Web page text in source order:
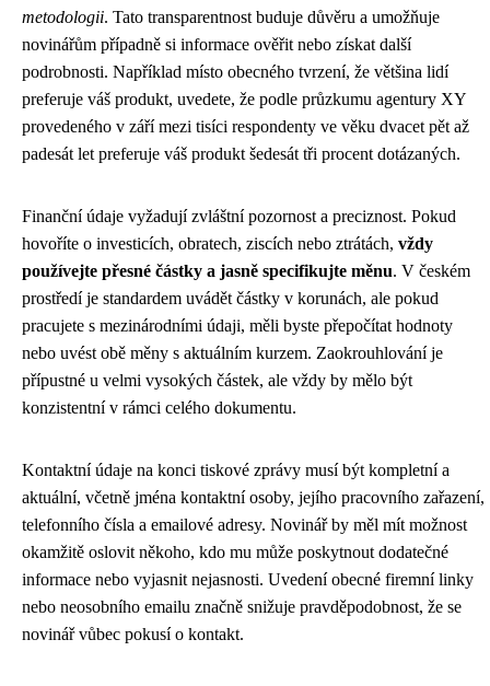
metodologii. Tato transparentnost buduje důvěru a umožňuje
novinářům případně si informace ověřit nebo získat další
podrobnosti. Například místo obecného tvrzení, že většina lidí
preferuje váš produkt, uvedete, že podle průzkumu agentury XY
provedeného v září mezi tisíci respondenty ve věku dvacet pět až
padesát let preferuje váš produkt šedesát tři procent dotázaných.
Finanční údaje vyžadují zvláštní pozornost a preciznost. Pokud
hovoříte o investicích, obratech, ziscích nebo ztrátách, vždy
používejte přesné částky a jasně specifikujte měnu. V českém
prostředí je standardem uvádět částky v korunách, ale pokud
pracujete s mezinárodními údaji, měli byste přepočítat hodnoty
nebo uvést obě měny s aktuálním kurzem. Zaokrouhlování je
přípustné u velmi vysokých částek, ale vždy by mělo být
konzistentní v rámci celého dokumentu.
Kontaktní údaje na konci tiskové zprávy musí být kompletní a
aktuální, včetně jména kontaktní osoby, jejího pracovního zařazení,
telefonního čísla a emailové adresy. Novinář by měl mít možnost
okamžitě oslovit někoho, kdo mu může poskytnout dodatečné
informace nebo vyjasnit nejasnosti. Uvedení obecné firemní linky
nebo neosobního emailu značně snižuje pravděpodobnost, že se
novinář vůbec pokusí o kontakt.